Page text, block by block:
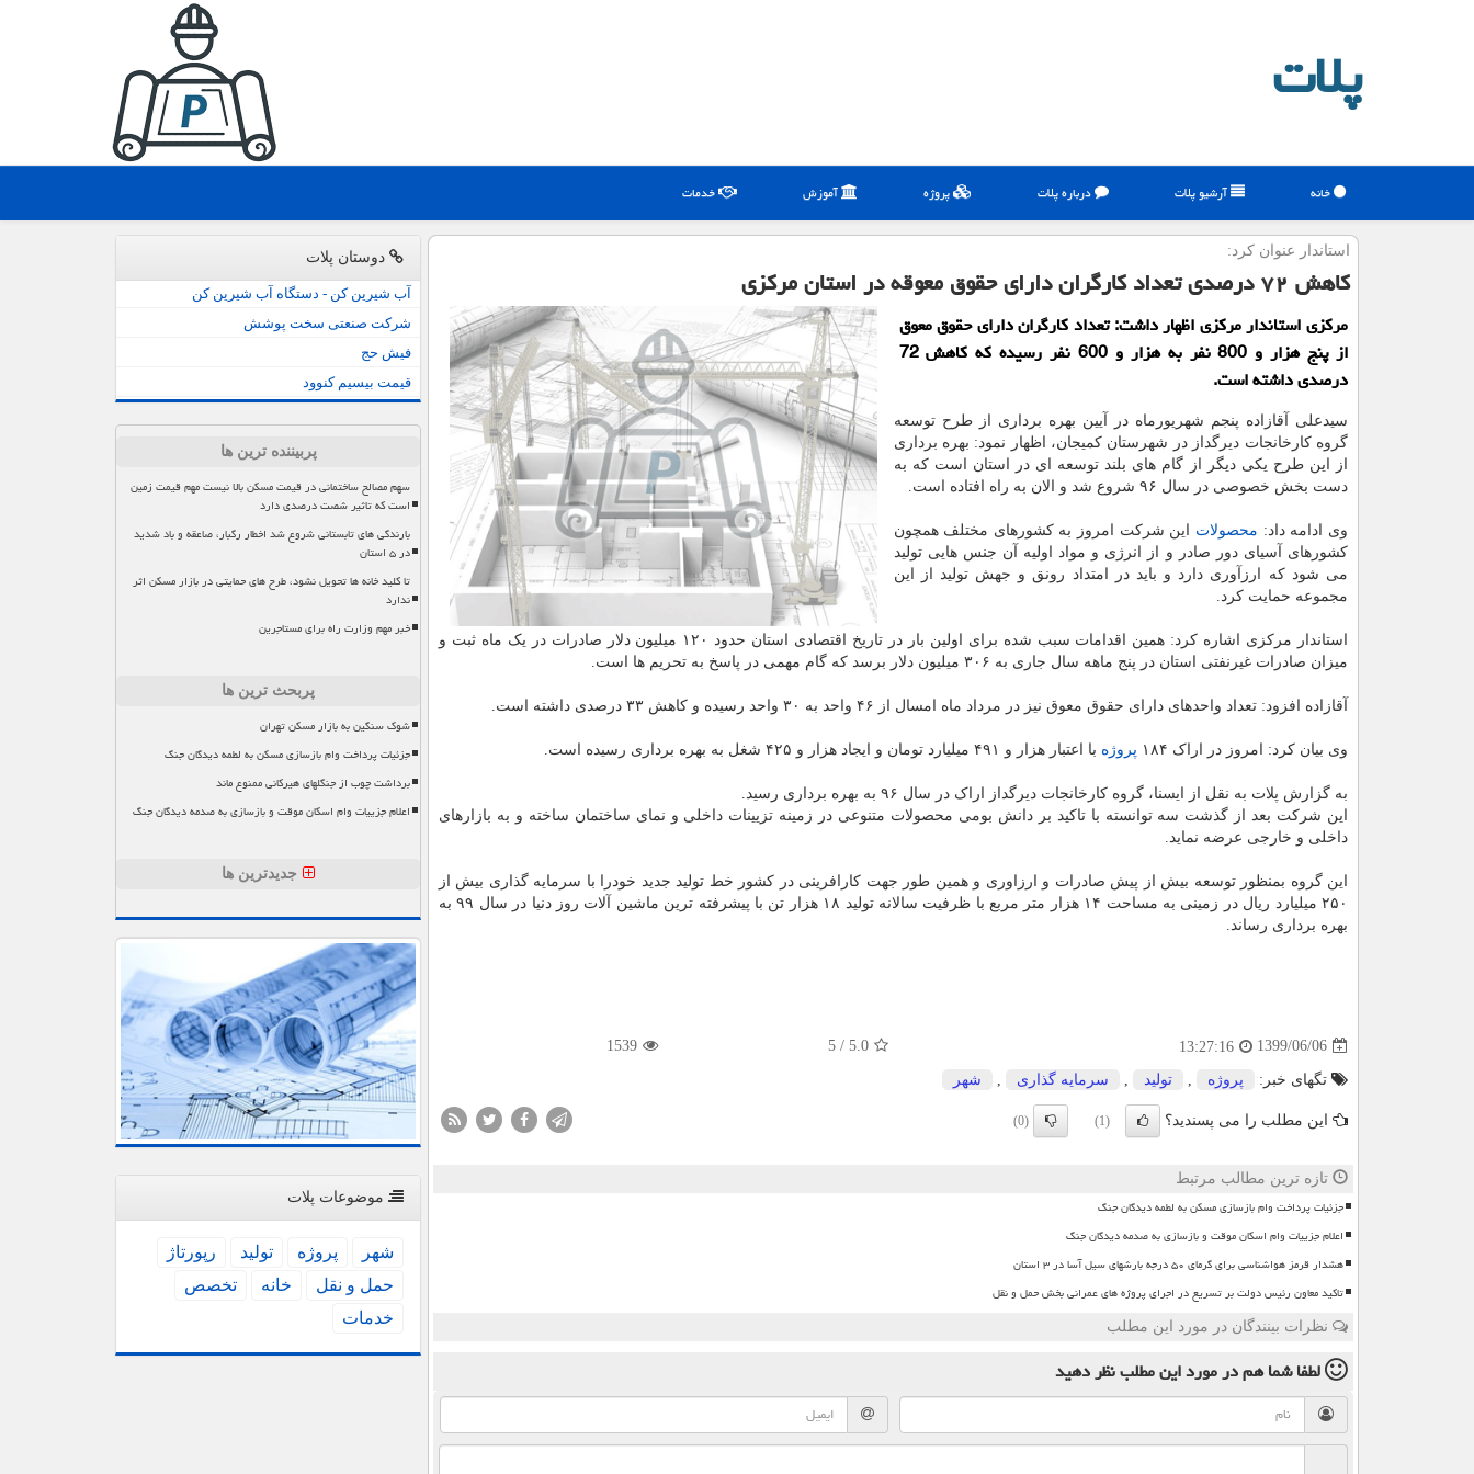
پلات
خانه آرشیو پلات درباره پلات پروژه آموزش خدمات
استاندار عنوان كرد:
كاهش ۷۲ درصدی تعداد كارگران دارای حقوق معوقه در استان مركزی
مركزی استاندار مركزی اظهار داشت: تعداد كارگران دارای حقوق معوق
از پنج هزار و 800 نفر به هزار و 600 نفر رسیده كه كاهش 72
درصدی داشته است.
سیدعلی آقازاده پنجم شهریورماه در آیین بهره برداری از طرح توسعه
گروه کارخانجات دیرگداز در شهرستان کمیجان، اظهار نمود: بهره برداری
از این طرح یکی دیگر از گام های بلند توسعه ای در استان است که به
دست بخش خصوصی در سال ۹۶ شروع شد و الان به راه افتاده است.
وی ادامه داد: محصولات این شرکت امروز به کشورهای مختلف همچون
کشورهای آسیای دور صادر و از انرژی و مواد اولیه آن جنس هایی تولید
می شود که ارزآوری دارد و باید در امتداد رونق و جهش تولید از این
مجموعه حمایت کرد.
استاندار مرکزی اشاره کرد: همین اقدامات سبب شده برای اولین بار در تاریخ اقتصادی استان حدود ۱۲۰ میلیون دلار صادرات در یک ماه ثبت و
میزان صادرات غیرنفتی استان در پنج ماهه سال جاری به ۳۰۶ میلیون دلار برسد که گام مهمی در پاسخ به تحریم ها است.
آقازاده افزود: تعداد واحدهای دارای حقوق معوق نیز در مرداد ماه امسال از ۴۶ واحد به ۳۰ واحد رسیده و کاهش ۳۳ درصدی داشته است.
وی بیان کرد: امروز در اراک ۱۸۴ پروژه با اعتبار هزار و ۴۹۱ میلیارد تومان و ایجاد هزار و ۴۲۵ شغل به بهره برداری رسیده است.
به گزارش پلات به نقل از ایسنا، گروه کارخانجات دیرگداز اراک در سال ۹۶ به بهره برداری رسید.
این شرکت بعد از گذشت سه توانسته با تاکید بر دانش بومی محصولات متنوعی در زمینه تزیینات داخلی و نمای ساختمان ساخته و به بازارهای
داخلی و خارجی عرضه نماید.
این گروه بمنظور توسعه بیش از پیش صادرات و ارزاوری و همین طور جهت کارافرینی در کشور خط تولید جدید خودرا با سرمایه گذاری بیش از
۲۵۰ میلیارد ریال در زمینی به مساحت ۱۴ هزار متر مربع با ظرفیت سالانه تولید ۱۸ هزار تن با پیشرفته ترین ماشین آلات روز دنیا در سال ۹۹ به
بهره برداری رساند.
1399/06/06
13:27:16
5.0
/
5
1539
تگهای خبر: پروژه تولید سرمایه گذاری شهر
این مطلب را می پسندید؟ (1)
(0)
تازه ترین مطالب مرتبط
جزئیات پرداخت وام بازسازی مسکن به لطمه دیدگان جنگ
اعلام جزییات وام اسکان موقت و بازسازی به صدمه دیدگان جنگ
هشدار قرمز هواشناسی برای گرمای ۵۰ درجه بارشهای سیل آسا در ۳ استان
تاکید معاون رئیس دولت بر تسریع در اجرای پروژه های عمرانی بخش حمل و نقل
نظرات بینندگان در مورد این مطلب
لطفا شما همدر مورد این مطلبنظر دهید
دوستان پلات
آب شیرین کن - دستگاه آب شیرین کن
شرکت صنعتی سخت پوشش
فیش حج
قیمت بیسیم کنوود
پربیننده ترین ها
سهم مصالح ساختمانی در قیمت مسکن بالا نیست مهم قیمت زمین
است که تاثیر شصت درصدی دارد
بارندگی های تابستانی شروع شد اخطار رگبار، صاعقه و باد شدید
در ۵ استان
تا کلید خانه ها تحویل نشود، طرح های حمایتی در بازار مسکن اثر
ندارد
خبر مهم وزارت راه برای مستاجرین
پربحث ترین ها
شوک سنگین به بازار مسکن تهران
جزئیات پرداخت وام بازسازی مسکن به لطمه دیدگان جنگ
برداشت چوب از جنگلهای هیرکانی ممنوع ماند
اعلام جزییات وام اسکان موقت و بازسازی به صدمه دیدگان جنگ
جدیدترین ها
موضوعات پلات
شهر پروژه تولید
رپورتاژ
حمل و نقل
خانه
تخصص
خدمات